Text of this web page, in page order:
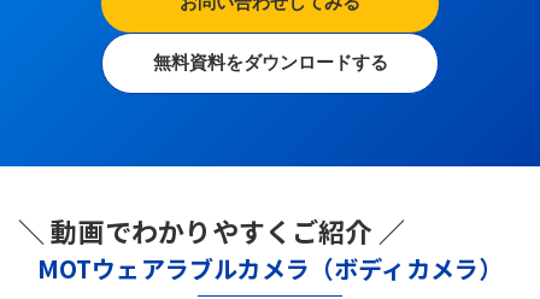
無料資料をダウンロードする
＼ 動画でわかりやすくご紹介 ／
MOTウェアラブルカメラ（ボディカメラ）